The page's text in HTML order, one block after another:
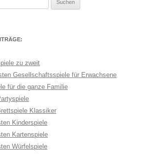
zu zweit
Gesellschaftsspiele für Erwachsene
für die ganze Familie
Klassiker
Kinderspiele
Kartenspiele
Würfelspiele